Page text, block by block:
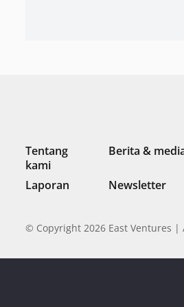
Tentang
kami
Berita &
Laporan Newsletter
© Copyright 2026 East Ventures |